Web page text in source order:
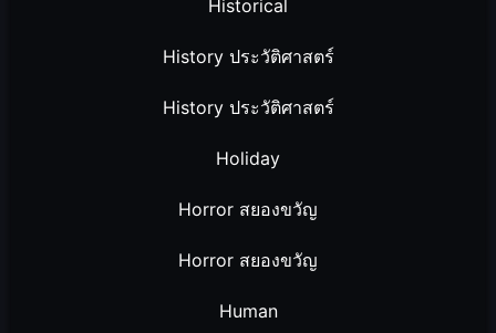
Historical
History ประวัติศาสตร์
History ประวัติศาสตร์
Holiday
Horror สยองขวัญ
Horror สยองขวัญ
Human